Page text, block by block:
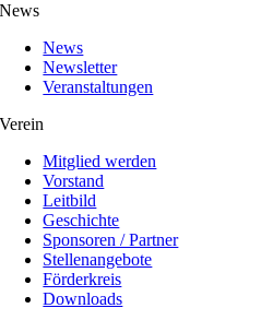
News
News
Newsletter
Veranstaltungen
Verein
Mitglied werden
Vorstand
Leitbild
Geschichte
Sponsoren / Partner
Stellenangebote
Förderkreis
Downloads